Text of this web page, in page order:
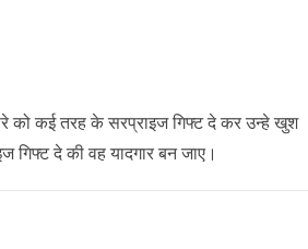
को कई तरह के सरप्राइज गिफ्ट दे कर उन्हे खुश
गिफ्ट दे की वह यादगार बन जाए।